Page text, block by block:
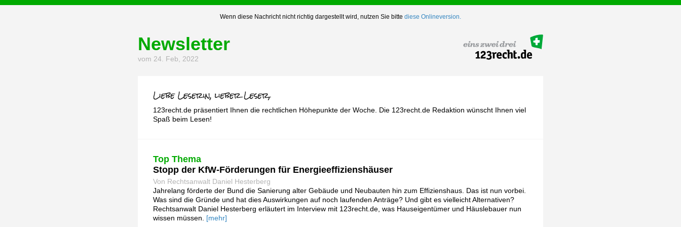
Wenn diese Nachricht nicht richtig dargestellt wird, nutzen Sie bitte diese Onlineversion.
Newsletter
vom 24. Feb, 2022
123recht.de präsentiert Ihnen die rechtlichen Höhepunkte der Woche. Die 123recht.de Redaktion wünscht Ihnen viel
Spaß beim Lesen!
Top Thema
Stopp der KfW-Förderungen für Energieeffizienshäuser
Von Rechtsanwalt Daniel Hesterberg
Jahrelang förderte der Bund die Sanierung alter Gebäude und Neubauten hin zum Effizienshaus. Das ist nun vorbei.
Was sind die Gründe und hat dies Auswirkungen auf noch laufenden Anträge? Und gibt es vielleicht Alternativen?
Rechtsanwalt Daniel Hesterberg erläutert im Interview mit 123recht.de, was Hauseigentümer und Häuslebauer nun
wissen müssen. [mehr]